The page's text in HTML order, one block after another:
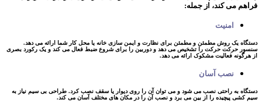
فراهم می کند، از جمله:
امنیت
دستگاه یک روش مطمئن و مطمئن برای نظارت و ایمن سازی خانه یا محل کار شما ارائه می دهد.
سنسور حرکت حرکت را تشخیص می دهد و دوربین را برای شروع ضبط فعال می کند و یک رکورد بصری
از هرگونه فعالیت مشکوک ارائه می دهد.
نصب آسان
دستگاه به راحتی نصب می شود و می توان آن را روی دیوار یا سقف نصب کرد. طراحی بی سیم نیاز به
سیم کشی پیچیده را از بین می برد و نصب آن را در مکان های مختلف آسان می کند.